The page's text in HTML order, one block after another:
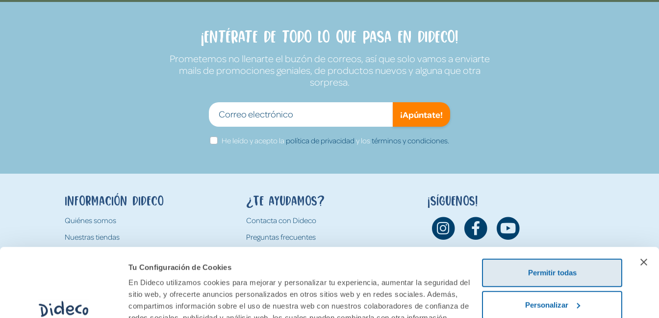
Tu Configuración de Cookies
En Dideco utilizamos cookies para mejorar y personalizar tu experiencia, aumentar la seguridad del
sitio web, y ofrecerte anuncios personalizados en otros sitios web y en redes sociales. Además,
compartimos información sobre el uso de nuestra web con nuestros colaboradores de confianza de
Permitir todas
Personalizar
¡Entérate de todo lo que pasa en Dideco!
Prometemos no llenarte el buzón de correos, así que solo vamos a enviarte
mails de promociones geniales, de productos nuevos y alguna que otra
sorpresa.
¡Apúntate!
He leído y acepto la política de privacidad y lostérminos y condiciones.
Información Dideco
Quiénes somos
Nuestras tiendas
Tarjeta Regalo Dideco
¿Te ayudamos?
Contacta con Dideco
Preguntas frecuentes
Devoluciones
¡Síguenos!